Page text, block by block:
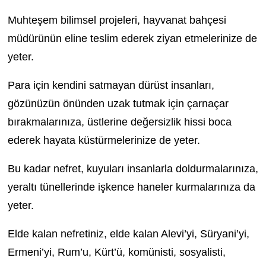
Muhteşem bilimsel projeleri, hayvanat bahçesi
müdürünün eline teslim ederek ziyan etmelerinize de
yeter.
Para için kendini satmayan dürüst insanları,
gözünüzün önünden uzak tutmak için çarnaçar
bırakmalarınıza, üstlerine değersizlik hissi boca
ederek hayata küstürmelerinize de yeter.
Bu kadar nefret, kuyuları insanlarla doldurmalarınıza,
yeraltı tünellerinde işkence haneler kurmalarınıza da
yeter.
Elde kalan nefretiniz, elde kalan Alevi’yi, Süryani’yi,
Ermeni’yi, Rum’u, Kürt’ü, komünisti, sosyalisti,